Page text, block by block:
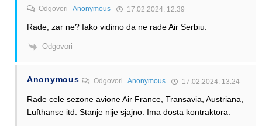
Odgovori Anonymous 17.02.2024. 12:39
Rade, zar ne? Iako vidimo da ne rade Air Serbiu.
Odgovori
Anonymous OdgovoriAnonymous 17.02.2024. 13:24
Rade cele sezone avione Air France, Transavia, Austriana,
Lufthanse itd. Stanje nije sjajno. Ima dosta kontraktora.